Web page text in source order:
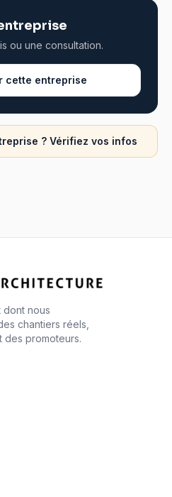
ou une consultation.
cette entreprise
? Vérifiez vos infos
dont nous
chantiers réels,
des promoteurs.